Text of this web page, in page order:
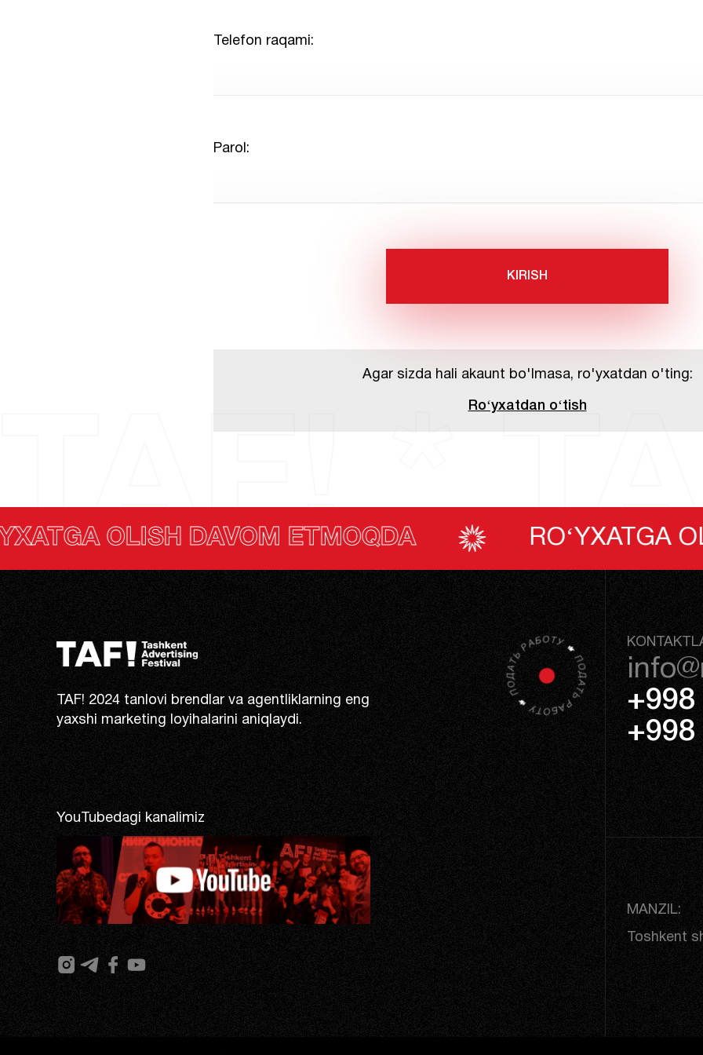
Telefon raqami:
Parol:
KIRISH
Agar sizda hali akaunt bo'lmasa, ro'yxatdan o'ting:
Roʻyxatdan oʻtish
TAF! *
ETMOQDA ROʻYXATGA OLISH DAVOM
TAF! 2024 tanlovi brendlar va agentliklarning eng
yaxshi marketing loyihalarini aniqlaydi.
YouTubedagi kanalimiz
+998
+998
MANZIL:
Toshkent